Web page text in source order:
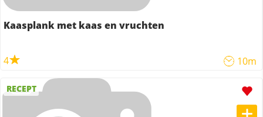
Kaasplank met kaas en vruchten
4 10m
RECEPT